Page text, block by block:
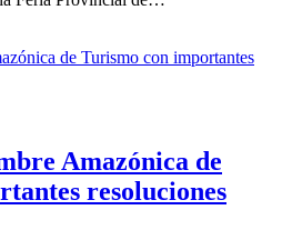
Amazónica de
resoluciones